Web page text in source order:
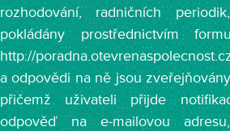
rozhodování, radničních
pokládány prostřednictvím
http://
a odpovědi na ně jsou
přičemž uživateli přijde
odpověď na e-mailovou